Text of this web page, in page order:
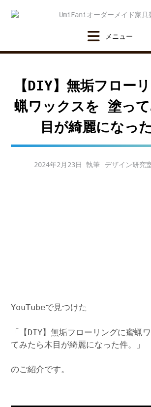
【DIY】無垢フロー
蝋ワックスを 塗っ
目が綺麗になった
2024年2月23日 デザイン研究
YouTubeで見つけた
「【DIY】無垢フローリングに蜜蝋
てみたら木目が綺麗になった件。」
のご紹介です。